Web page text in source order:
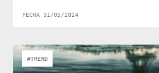
FECHA 31/05/2024
#TREND